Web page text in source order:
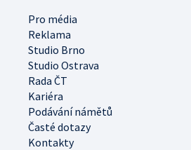
Pro média
Reklama
Studio Brno
Studio Ostrava
Rada ČT
Kariéra
Podávání námětů
Časté dotazy
Kontakty